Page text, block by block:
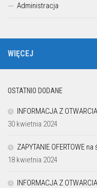
Administracja
WIĘCEJ
OSTATNIO DODANE
INFORMACJA Z
30 kwietnia 2024
ZAPYTANIE OFERTOWE
18 kwietnia 2024
INFORMACJA Z